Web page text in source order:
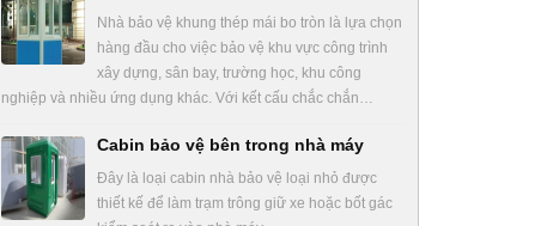
Nhà bảo vệ khung thép mái bo tròn là lựa chọn
hàng đầu cho việc bảo vệ khu vực công trình
xây dựng, sân bay, trường học, khu công
nghiệp và nhiều ứng dụng khác. Với kết cấu chắc chắn…
Cabin bảo vệ bên trong nhà máy
Đây là loại cabin nhà bảo vệ loại nhỏ được
thiết kế để làm trạm trông giữ xe hoặc bốt gác